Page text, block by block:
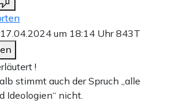
17.04.2024 um 18:14 Uhr843T
!
stimmt auch der Spruch „alle
Ideologien“ nicht.